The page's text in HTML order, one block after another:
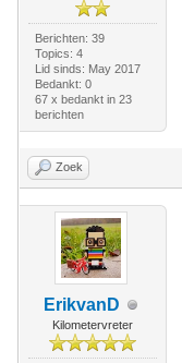
Berichten: 39
Topics: 4
Lid sinds: May 2017
Bedankt: 0
67 x bedankt in 23
berichten
Zoek
ErikvanD
Kilometervreter